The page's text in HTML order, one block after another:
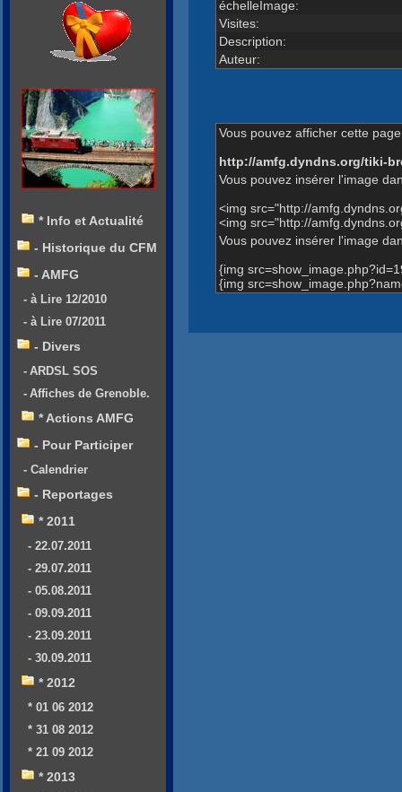
échelleImage:
Visites:
Description:
Auteur:
Vous pouvez afficher cette
http://amfg.dyndns.org/tiki-
Vous pouvez insérer l'image
<img src="http://
<img src="http://
Vous pouvez insérer l'image
{img
{img
* Info et Actualité
- Historique du CFM
- AMFG
- à Lire 12/2010
- à Lire 07/2011
- Divers
- ARDSL SOS
- Affiches de Grenoble.
* Actions AMFG
- Pour Participer
- Calendrier
- Reportages
* 2011
- 22.07.2011
- 29.07.2011
- 05.08.2011
- 09.09.2011
- 23.09.2011
- 30.09.2011
* 2012
* 01 06 2012
* 31 08 2012
* 21 09 2012
* 2013